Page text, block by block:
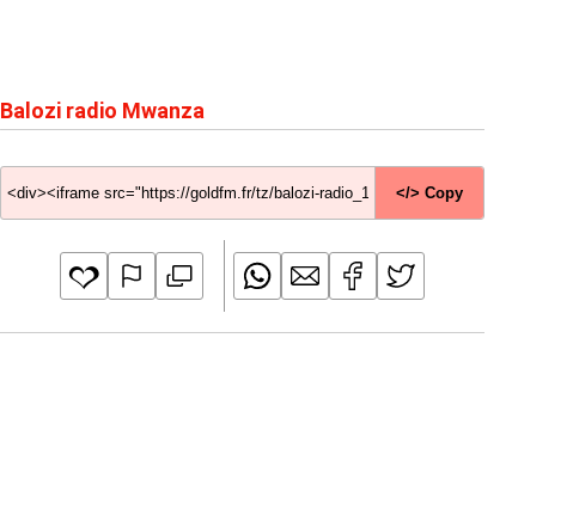
Balozi radio Mwanza
</> Copy